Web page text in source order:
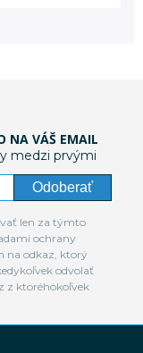
NA VÁŠ EMAIL
medzi prvými
Odoberať
len za týmto
ochrany
na odkaz, ktorý
odvolať
z ktoréhokoľvek